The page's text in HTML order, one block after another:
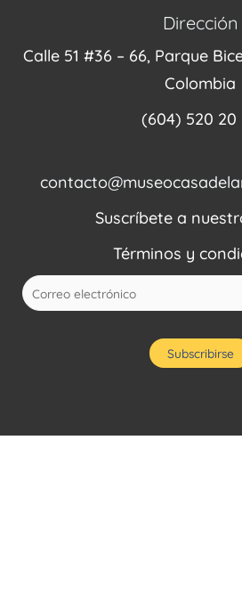
Dirección
Calle 51 #36 – 66, Parque
Colombia
(604) 520 20
Suscríbete a
Términos y